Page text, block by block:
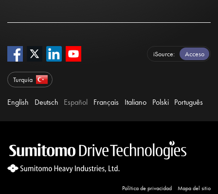
iSource Acceso
Turquía
English Deutsch Español Français Italiano Polski Português
Política de privacidad Mapa del sitio